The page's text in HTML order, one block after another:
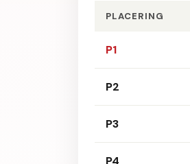
PLACERING
P1
P2
P3
P4